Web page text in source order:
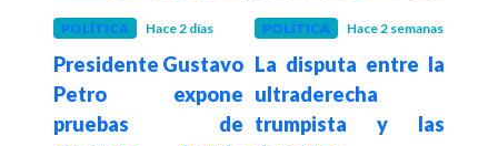
POLÍTICA Hace 2 días
Presidente Gustavo
Petro expone
pruebas de
POLÍTICA Hace 2 semanas
La disputa entre la
ultraderecha
trumpista y las